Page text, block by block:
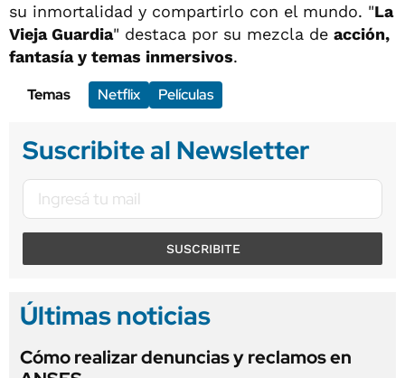
su inmortalidad y compartirlo con el mundo. "La
Vieja Guardia" destaca por su mezcla de acción,
fantasía y temas inmersivos.
Temas
Netflix Películas
Suscribite al Newsletter
SUSCRIBITE
Últimas noticias
Cómo realizar denuncias y reclamos en